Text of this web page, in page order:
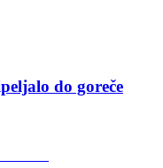
do goreče